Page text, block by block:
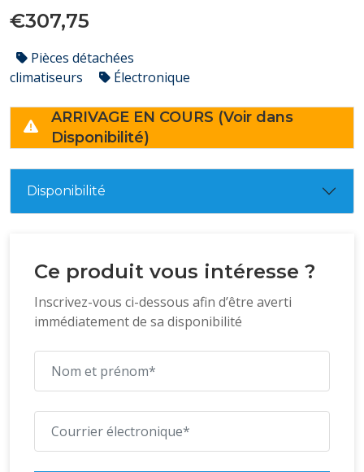
€307,75
Pièces détachées
climatiseurs
Électronique
ARRIVAGE EN COURS (Voir dans
Disponibilité)
Disponibilité
Ce produit vous intéresse ?
Inscrivez-vous ci-dessous afin d’être averti
immédiatement de sa disponibilité